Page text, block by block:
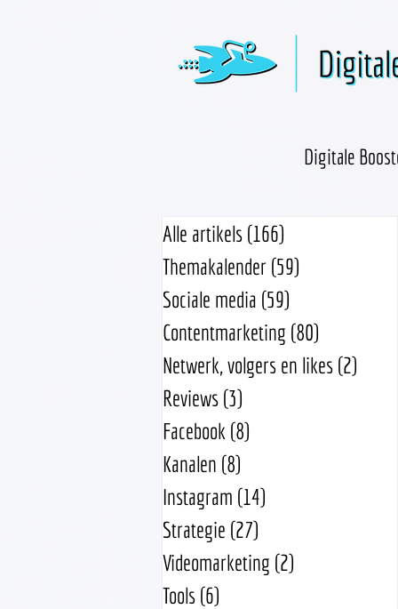
Digitale
Alle artikels (166)
Themakalender (59)
Sociale media (59)
Contentmarketing (80)
Netwerk, volgers en likes (2)
Reviews (3)
Facebook (8)
Kanalen (8)
Instagram (14)
Strategie (27)
Videomarketing (2)
Tools (6)